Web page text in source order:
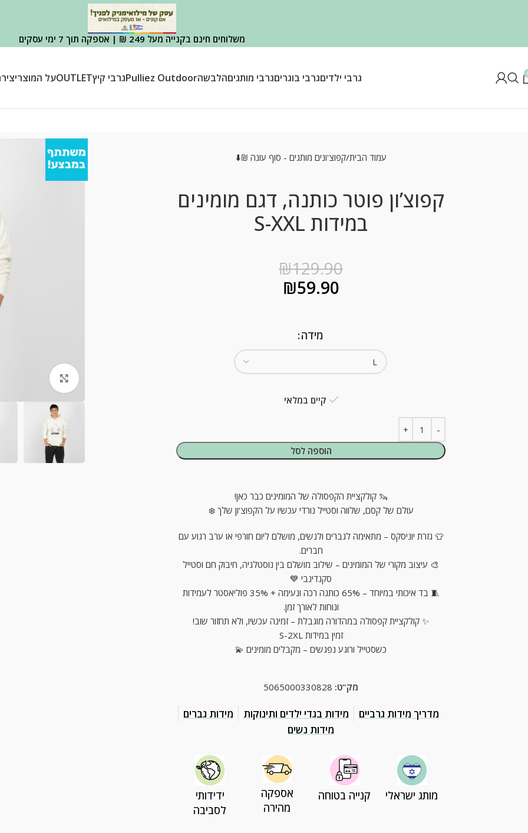
משלוחים חינם בקנייה מעל 249 ₪ | אספקה תוך 7 ימי עסקים
גרבי ילדיםגרבי בוגריםגרבי מותגיםהלבשהPulliez Outdoorגרבי קיץOUTLETעל המוצר
עמוד הבית קפוצ'ונים מותגים - סוף עונה ₪⬇️
קפוצ’ון פוטר כותנה, דגם מומינים
במידות S-XXL
₪129.90
₪59.90
מידה
קיים במלאי
הוספה לסל
🦦 קולקציית הקפסולה של המומינים כבר כאן!
עולם של קסם, שלווה וסטייל נורדי עכשיו על הקפוצ’ון שלך ❄️
👕 גזרת יוניסקס – מתאימה לגברים ולנשים, מושלם ליום חורפי או ערב רגוע עם
חברים.
🎨 עיצוב מקורי של המומינים – שילוב מושלם בין נוסטלגיה, חיבוק חם וסטייל
סקנדינבי 💙
🧵 בד איכותי במיוחד – 65% כותנה רכה ונעימה + 35% פוליאסטר לעמידות
ונוחות לאורך זמן.
✨ קולקציית קפסולה במהדורה מוגבלת – זמינה עכשיו, ולא תחזור שוב!
זמין במידות S-2XL
כשסטייל ורוגע נפגשים – מקבלים מומינים 💫
מק"ט: 5065000330828
מדריך מידות גרביים מידות בגדי ילדים ותינוקות
מידות גברים
מידות נשים
מותג ישראלי קנייה בטוחה
אספקה
מהירה
ידידותי
לסביבה